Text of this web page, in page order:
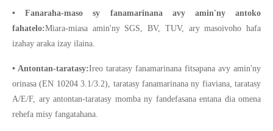
• Fanaraha-maso sy fanamarinana avy amin'ny antoko
fahatelo:Miara-miasa amin'ny SGS, BV, TUV, ary masoivoho hafa
izahay araka izay ilaina.
• Antontan-taratasy:Ireo taratasy fanamarinana fitsapana avy amin'ny
orinasa (EN 10204 3.1/3.2), taratasy fanamarinana ny fiaviana, taratasy
A/E/F, ary antontan-taratasy momba ny fandefasana entana dia omena
rehefa misy fangatahana.